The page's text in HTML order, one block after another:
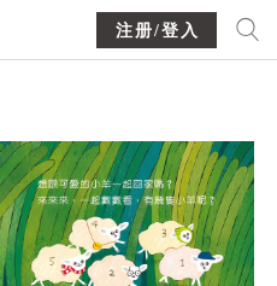
注册/登入